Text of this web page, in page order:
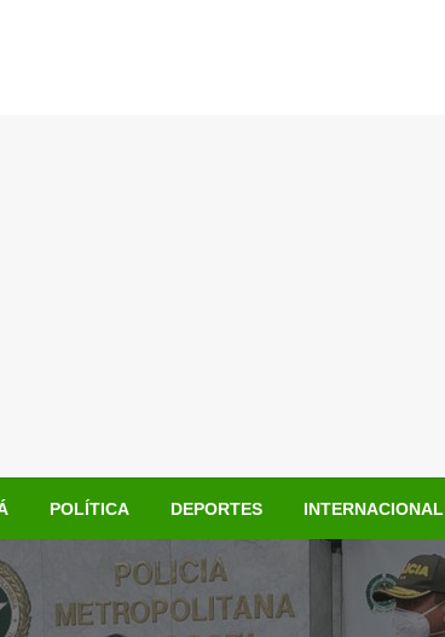
POLÍTICA DEPORTES INTERNACIONAL